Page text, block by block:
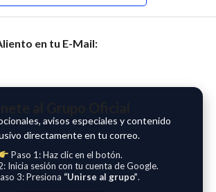
en tu E-Mail:
avisos especiales y contenido
directamente en tu correo.
Paso 1: Haz clic en el botón.
Inicia sesión con tu cuenta de Google.
3: Presiona “Unirse al grupo”.